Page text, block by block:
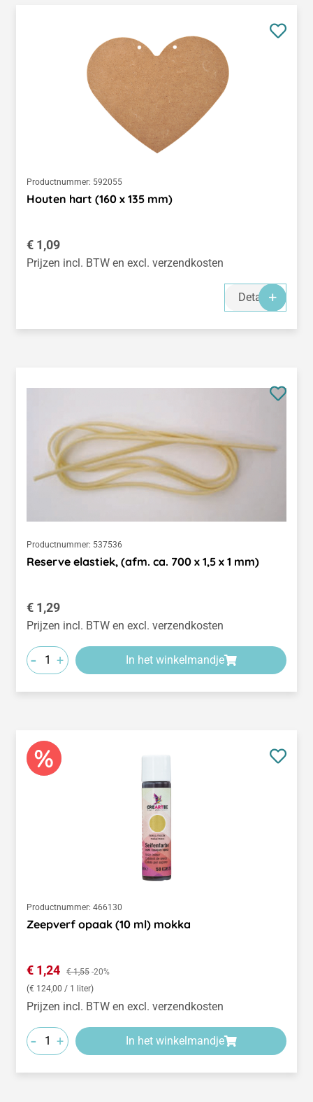
Productnummer: 592055
Houten hart (160 x 135 mm)
Normale prijs:
€ 1,09
Prijzen incl. BTW en excl. verzendkosten
Details
Productnummer: 537536
Reserve elastiek, (afm. ca. 700 x 1,5 x 1 mm)
Normale prijs:
€ 1,29
Prijzen incl. BTW en excl. verzendkosten
- + In het winkelmandje
Productnummer: 466130
Zeepverf opaak (10 ml) mokka
Verkoopprijs:
€ 1,24 Normale prijs:
€ 1,55 -20%
(€ 124,00 / 1 liter)
Prijzen incl. BTW en excl. verzendkosten
- + In het winkelmandje